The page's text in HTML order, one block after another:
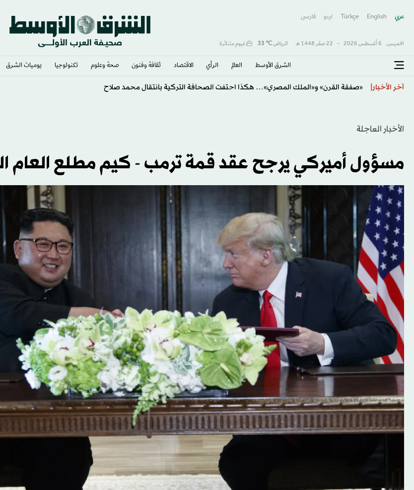
عربي English
Türkçe اردو فارسى
الخميس, 6 أغسطس 2026 - 22 صفَر 1448 هـ الرياض℃
33 غيوم متناثرة
الشرق الأوسط​ العالم الرأي الاقتصاد ثقافة وفنون صحة وعلوم تكنولوجيا يوميات الشرق​
آخر الأخبار «صفقة القرن» و«الملك المصري»… هكذا احتفت الصحافة التركية بانتقال محمد صلاح
الأخبار العاجلة
مسؤول أميركي يرجح عقد قمة ترمب - كيم مطلع العام